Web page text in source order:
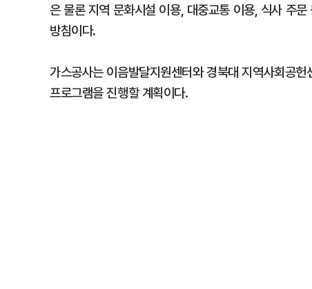
은 물론 지역 문화시설 이용, 대중교통 이용, 식사 주
방침이다.
가스공사는 이음발달지원센터와 경북대 지역사회공
프로그램을 진행할 계획이다.